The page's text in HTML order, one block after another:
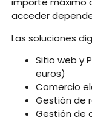
acceder
Las soluciones
Sitio web y
euros)
Comercio
Gestión de
Gestión de